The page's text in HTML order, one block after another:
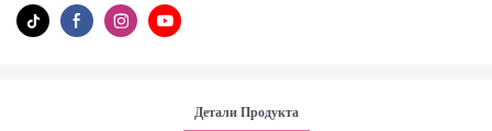
Детали Продукта